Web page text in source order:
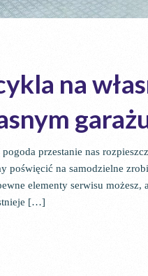
na
przestanie nas
poświęcić na samodzielne
elementy serwisu
[…]